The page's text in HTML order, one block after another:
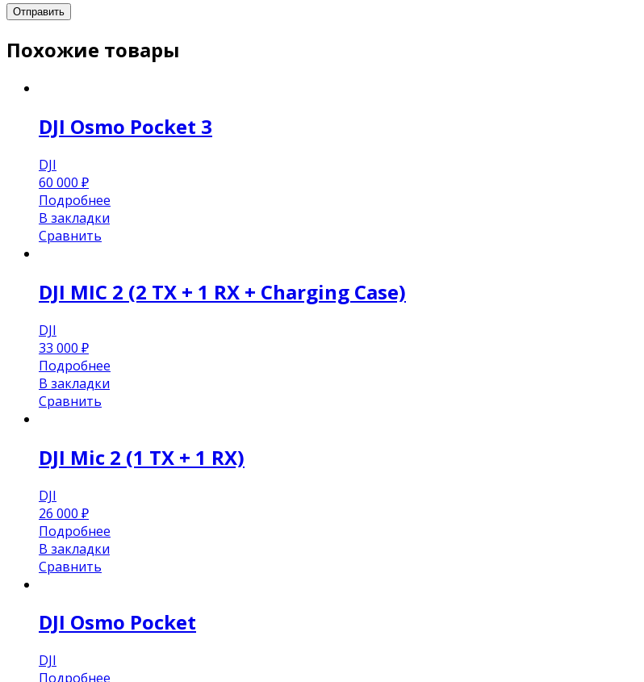
Похожие товары
DJI Osmo Pocket 3
DJI
60 000 ₽
Подробнее
В закладки
Сравнить
DJI MIC 2 (2 TX + 1 RX + Charging Case)
DJI
33 000 ₽
Подробнее
В закладки
Сравнить
DJI Mic 2 (1 TX + 1 RX)
DJI
26 000 ₽
Подробнее
В закладки
Сравнить
DJI Osmo Pocket
DJI
Подробнее